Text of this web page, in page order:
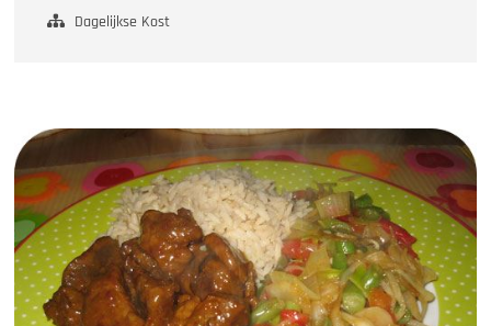
Dagelijkse Kost